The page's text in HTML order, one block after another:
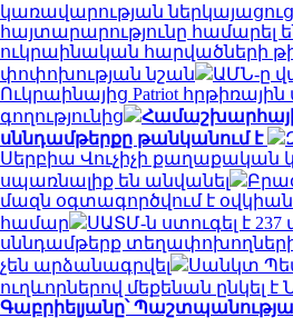
կառավարության
հայտարարությունը համարել
ուկրաինական հարվածների
փոփոխության նշան
ԱՄՆ-ը
Ուկրաինայից Patriot
գողությունից
սննդամթերքը թանկանում է
Սերբիա Վուչիչի քաղաքական
սպառնալիք են անվանել
մազն օգտագործվում է
համար
ՍԱՏՄ-ն ստուգել է 237
սննդամթերք
չեն արձանագրվել
Սանկտ
ուղևորներով մեքենան ընկել
Գաբրիելյանը՝